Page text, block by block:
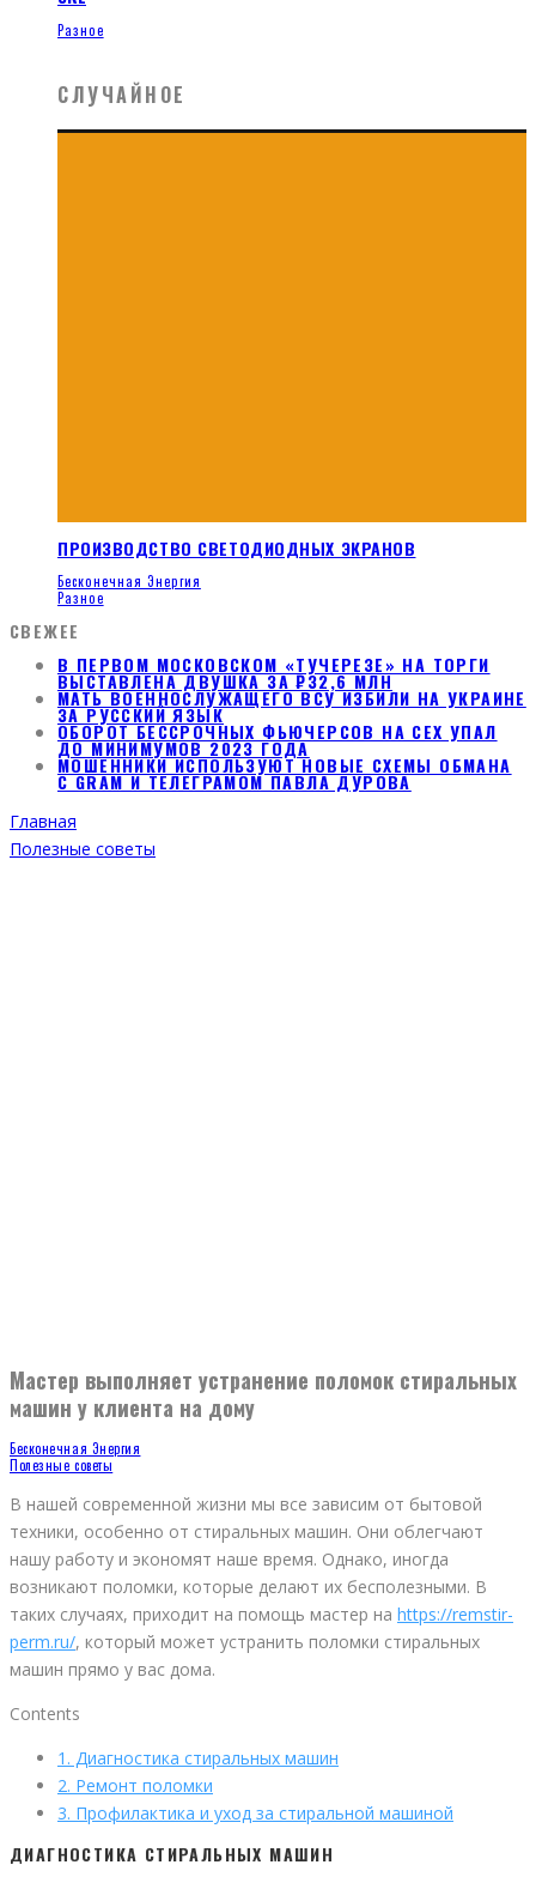
Разное
СЛУЧАЙНОЕ
ПРОИЗВОДСТВО СВЕТОДИОДНЫХ ЭКРАНОВ
Бесконечная Энергия
Разное
СВЕЖЕЕ
В ПЕРВОМ МОСКОВСКОМ «ТУЧЕРЕЗЕ» НА ТОРГИ
ВЫСТАВЛЕНА ДВУШКА ЗА ₽32,6 МЛН
МАТЬ ВОЕННОСЛУЖАЩЕГО ВСУ ИЗБИЛИ НА УКРАИНЕ
ЗА РУССКИЙ ЯЗЫК
ОБОРОТ БЕССРОЧНЫХ ФЬЮЧЕРСОВ НА CEX УПАЛ
ДО МИНИМУМОВ 2023 ГОДА
МОШЕННИКИ ИСПОЛЬЗУЮТ НОВЫЕ СХЕМЫ ОБМАНА
С GRAM И ТЕЛЕГРАМОМ ПАВЛА ДУРОВА
Главная
Полезные советы
Мастер выполняет устранение поломок стиральных
машин у клиента на дому
Бесконечная Энергия
Полезные советы
В нашей современной жизни мы все зависим от бытовой
техники, особенно от стиральных машин. Они облегчают
нашу работу и экономят наше время. Однако, иногда
возникают поломки, которые делают их бесполезными. В
таких случаях, приходит на помощь мастер на https://remstir-
perm.ru/, который может устранить поломки стиральных
машин прямо у вас дома.
Contents
1. Диагностика стиральных машин
2. Ремонт поломки
3. Профилактика и уход за стиральной машиной
ДИАГНОСТИКА СТИРАЛЬНЫХ МАШИН